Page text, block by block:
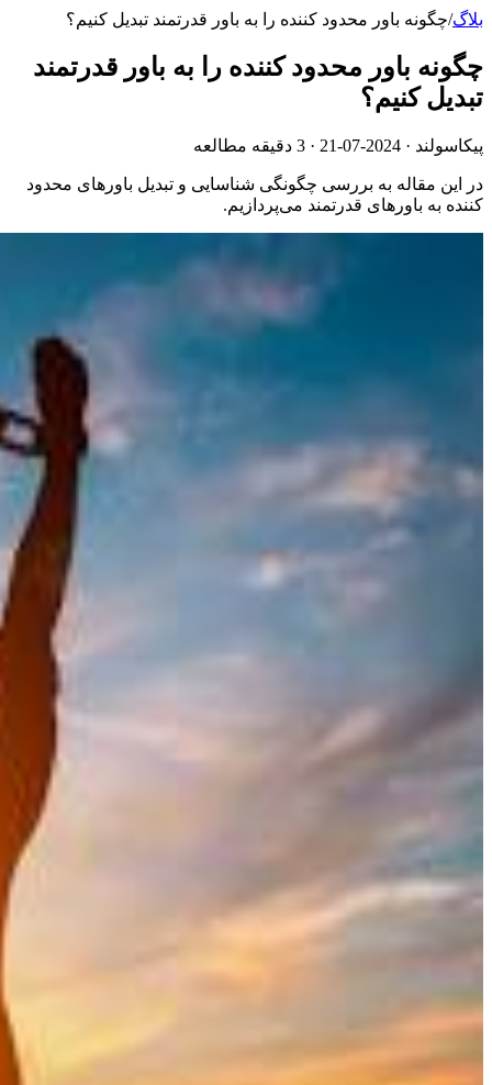
بلاگ/چگونه باور محدود کننده را به باور قدرتمند تبدیل کنیم؟
چگونه باور محدود کننده را به باور قدرتمند
تبدیل کنیم؟
پیکاسولند · 2024-07-21 · 3 دقیقه مطالعه
در این مقاله به بررسی چگونگی شناسایی و تبدیل باورهای محدود
کننده به باورهای قدرتمند می‌پردازیم.